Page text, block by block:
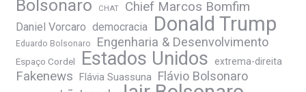
Bolsonaro CHAT Chief Marcos Bomfim
Daniel Vorcaro democracia Donald Trump
Eduardo Bolsonaro Engenharia & Desenvolvimento
Espaço Cordel Estados Unidos extrema-direita
Fakenews Flávia Suassuna Flávio Bolsonaro